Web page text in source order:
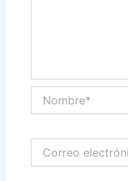
electrónico*